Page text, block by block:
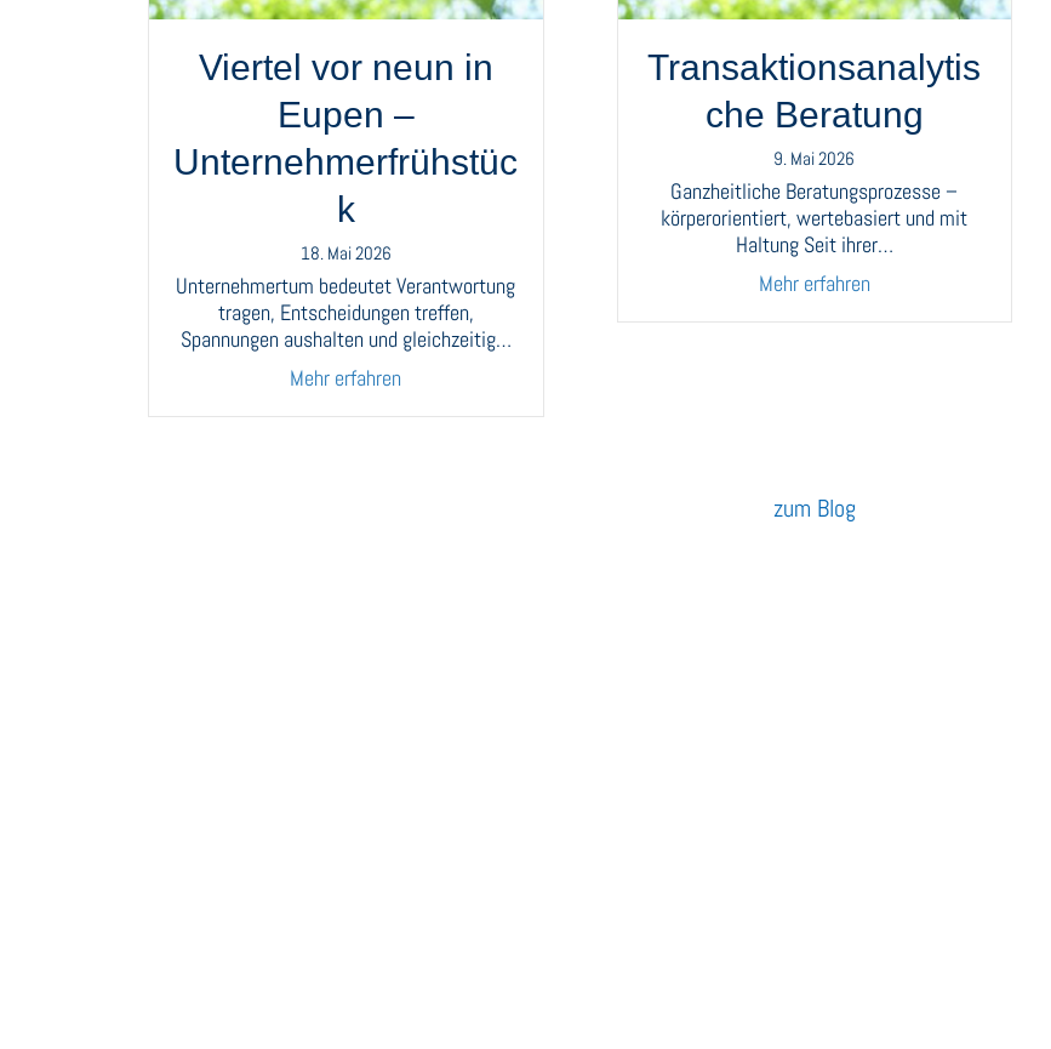
Viertel vor neun in
Eupen –
Unternehmerfrühstüc
k
18. Mai 2026
Unternehmertum bedeutet Verantwortung
tragen, Entscheidungen treffen,
Spannungen aushalten und gleichzeitig…
Mehr erfahren
Transaktionsanalytis
che Beratung
9. Mai 2026
Ganzheitliche Beratungsprozesse –
körperorientiert, wertebasiert und mit
Haltung Seit ihrer…
Mehr erfahrenabout
zum Blog